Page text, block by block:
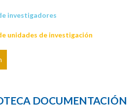
investigadores
unidades de investigación
DOCUMENTACIÓN